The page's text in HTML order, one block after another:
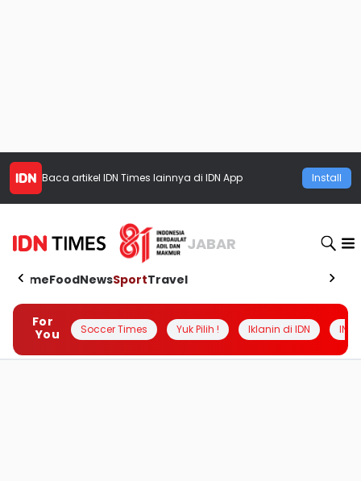
Baca artikel IDN Times lainnya di IDN App Install
JABAR
HomeFoodNewsSportTravel
For
You
Soccer Times Yuk Pilih ! Iklanin di IDN